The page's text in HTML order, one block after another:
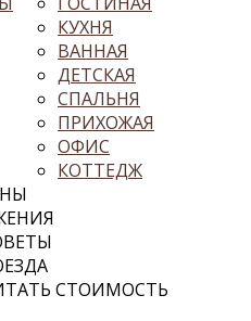
КУХНЯ
ВАННАЯ
ДЕТСКАЯ
СПАЛЬНЯ
ПРИХОЖАЯ
ОФИС
КОТТЕДЖ
СТОИМОСТЬ